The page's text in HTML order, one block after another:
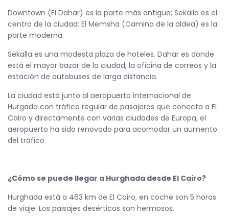
Downtown (El Dahar) es la parte más antigua; Sekalla es el
centro de la ciudad; El Memsha (Camino de la aldea) es la
parte moderna.
Sekalla es una modesta plaza de hoteles. Dahar es donde
está el mayor bazar de la ciudad, la oficina de correos y la
estación de autobuses de larga distancia.
La ciudad está junto al aeropuerto internacional de
Hurgada con tráfico regular de pasajeros que conecta a El
Cairo y directamente con varias ciudades de Europa, el
aeropuerto ha sido renovado para acomodar un aumento
del tráfico.
¿Cómo se puede llegar a Hurghada desde El Cairo?
Hurghada está a 463 km de El Cairo, en coche son 5 horas
de viaje. Los paisajes desérticos son hermosos.